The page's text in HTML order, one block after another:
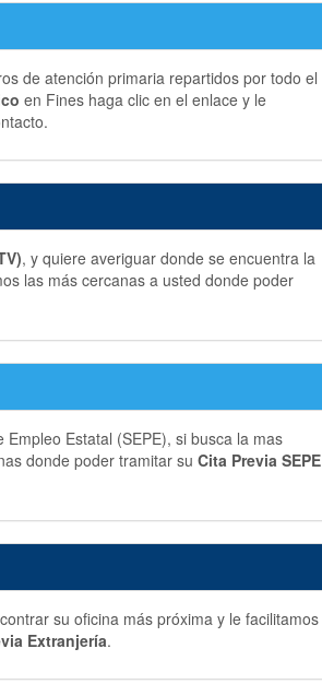
de atención primaria repartidos por todo el
en Fines haga clic en el enlace y le
, y quiere averiguar donde se encuentra la
las más cercanas a usted donde poder
Estatal (SEPE), si busca la mas
donde poder tramitar su Cita Previa SEPE
su oficina más próxima y le facilitamos
Extranjería.